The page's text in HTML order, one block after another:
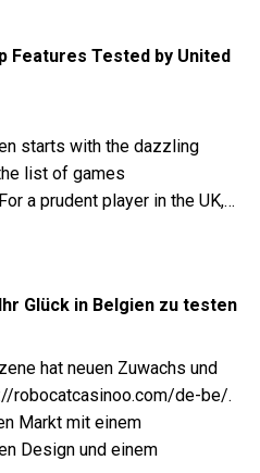
Features Tested by United
starts with the dazzling
list of games
a prudent player in the UK,…
Glück in Belgien zu testen
hat neuen Zuwachs und
robocatcasinoo.com/de-be/.
Markt mit einem
Design und einem